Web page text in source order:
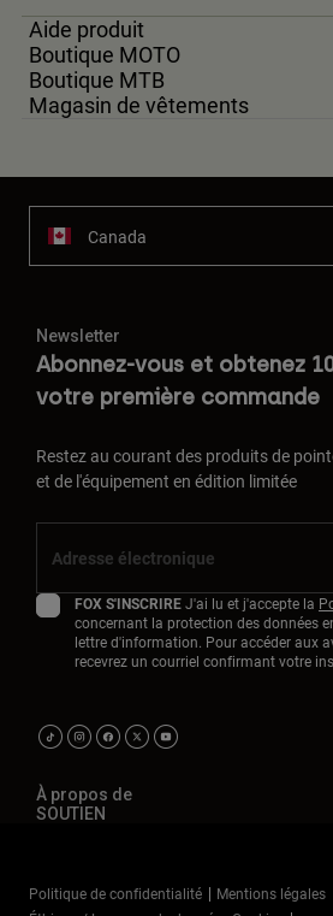
Aide produit
Boutique MOTO
Boutique MTB
Magasin de vêtements
Canada
Newsletter
Abonnez-vous et obtenez
votre première commande
Restez au courant des produits de
et de l'équipement en édition limitée
FOX S'INSCRIREJ'ai lu et j'accepte la
concernant la protection des données
lettre d'information. Pour accéder aux
recevrez un courriel confirmant votre
À propos de
SOUTIEN
Politique de confidentialité
Mentions légales